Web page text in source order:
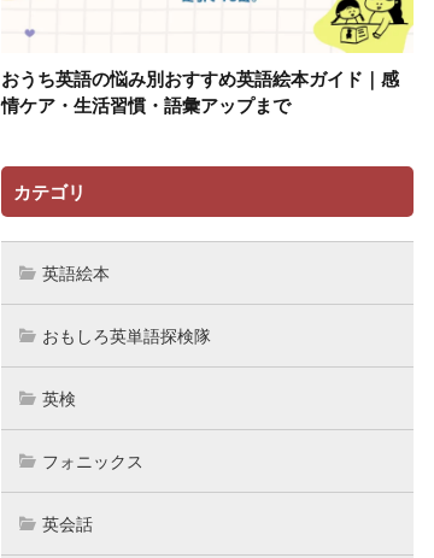
おうち英語の悩み別おすすめ英語絵本ガイド｜感
情ケア・生活習慣・語彙アップまで
カテゴリ
英語絵本
おもしろ英単語探検隊
英検
フォニックス
英会話